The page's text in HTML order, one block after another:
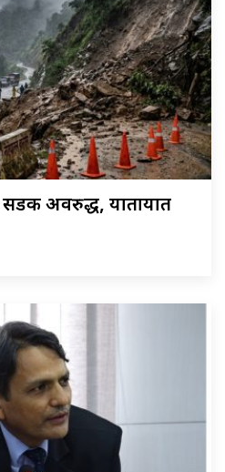
सडक अवरुद्ध, यातायात